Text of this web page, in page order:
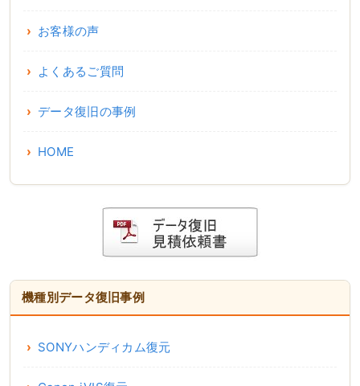
お客様の声
よくあるご質問
データ復旧の事例
HOME
機種別データ復旧事例
SONYハンディカム復元